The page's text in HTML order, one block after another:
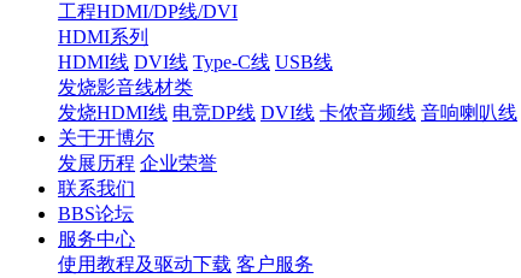
工程HDMI/DP线/DVI
HDMI系列
HDMI线 DVI线 Type-C线 USB线
发烧影音线材类
发烧HDMI线 电竞DP线 DVI线 卡侬音频线 音响喇叭线
关于开博尔
发展历程 企业荣誉
联系我们
BBS论坛
服务中心
使用教程及驱动下载 客户服务